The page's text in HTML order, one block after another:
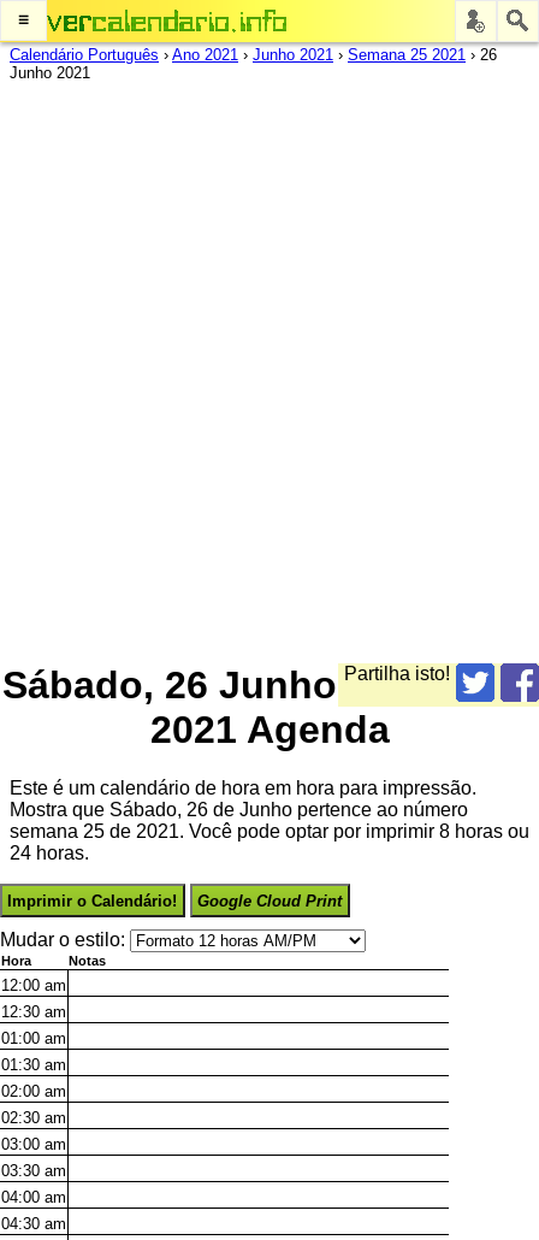
≡
Calendário Português › Ano 2021 › Junho 2021 › Semana 25 2021 › 26
Junho 2021
Partilha isto!
Sábado, 26 Junho
2021 Agenda
Este é um calendário de hora em hora para impressão.
Mostra que Sábado, 26 de Junho pertence ao número
semana 25 de 2021. Você pode optar por imprimir 8 horas ou
24 horas.
Imprimir o Calendário! Google Cloud Print
Mudar o estilo:
Hora Notas
12:00 am
12:30 am
01:00 am
01:30 am
02:00 am
02:30 am
03:00 am
03:30 am
04:00 am
04:30 am